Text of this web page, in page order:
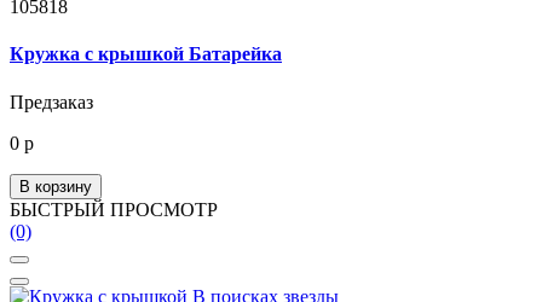
105818
Кружка с крышкой Батарейка
Предзаказ
0 р
В корзину
БЫСТРЫЙ ПРОСМОТР
(0)